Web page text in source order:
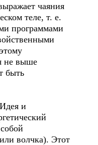
чаяния
теле, т. е.
программами
не выше
быть
и
волчка). Этот